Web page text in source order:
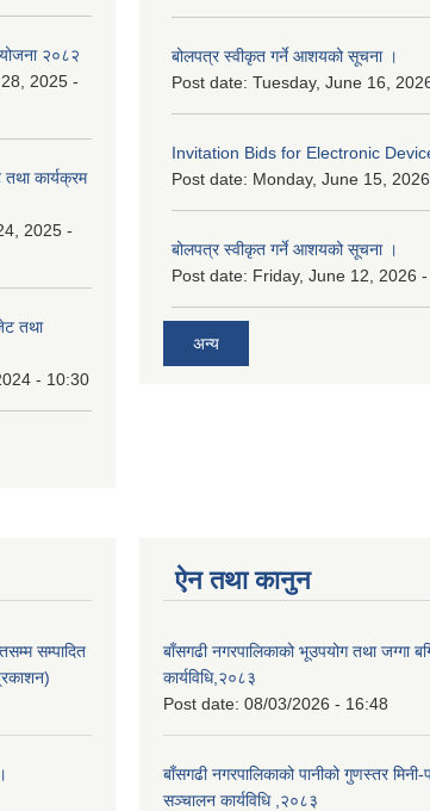
२०८२
2025 -
कार्यक्रम
2025 -
तथा
- 10:30
बोलपत्र स्वीकृत गर्ने आशयको सूचना ।
Post date: Tuesday, June 16,
Invitation Bids for Electronic
Post date: Monday, June 15,
बोलपत्र स्वीकृत गर्ने आशयको सूचना ।
Post date: Friday, June 12, 2026
अन्य
सम्पादित
ऐन तथा कानुन
बाँसगढी नगरपालिकाको भूउपयोग तथा जग्गा
कार्यविधि,२०८३
Post date: 08/03/2026 - 16:48
बाँसगढी नगरपालिकाको पानीको गुणस्तर मिनी-
सञ्चालन कार्यविधि ,२०८३